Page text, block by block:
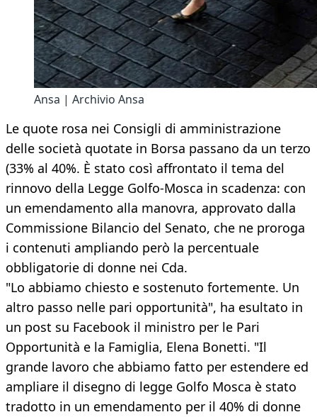
Ansa | Archivio Ansa
Le quote rosa nei Consigli di amministrazione
delle società quotate in Borsa passano da un terzo
(33% al 40%. È stato così affrontato il tema del
rinnovo della Legge Golfo-Mosca in scadenza: con
un emendamento alla manovra, approvato dalla
Commissione Bilancio del Senato, che ne proroga
i contenuti ampliando però la percentuale
obbligatorie di donne nei Cda.
"Lo abbiamo chiesto e sostenuto fortemente. Un
altro passo nelle pari opportunità", ha esultato in
un post su Facebook il ministro per le Pari
Opportunità e la Famiglia, Elena Bonetti. "Il
grande lavoro che abbiamo fatto per estendere ed
ampliare il disegno di legge Golfo Mosca è stato
tradotto in un emendamento per il 40% di donne